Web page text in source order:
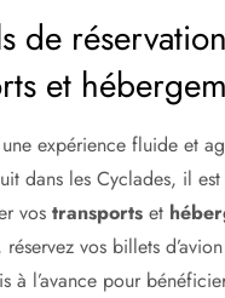
de
et
une expérience fluide et
dans les Cyclades, il
vostransports et
réservez vos billets
à l’avance pour